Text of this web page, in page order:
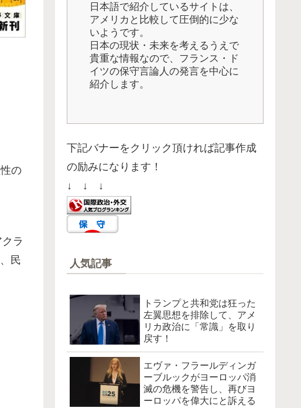
の
ラ
民
日本語で紹介しているサイトは、
アメリカと比較して圧倒的に少な
いようです。
日本の現状・未来を考えるうえで
貴重な情報なので、フランス・ド
イツの保守言論人の発言を中心に
紹介します。
下記バナーをクリック頂ければ記事作成
の励みになります！
↓ ↓ ↓
人気記事
トランプと共和党は狂った
左翼思想を排除して、アメ
リカ政治に「常識」を取り
戻す！
エヴァ・フラールディンガ
ーブルックがヨーロッパ消
滅の危機を警告し、再びヨ
ーロッパを偉大にと訴える